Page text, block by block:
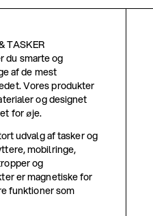
TASKER
du smarte og
af de mest
Vores produkter
og designet
for øje.
udvalg af tasker og
mobilringe,
og
er magnetiske for
funktioner som